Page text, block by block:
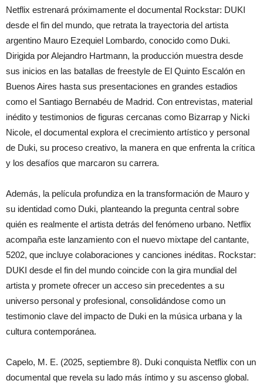
Netflix estrenará próximamente el documental Rockstar: DUKI
desde el fin del mundo, que retrata la trayectoria del artista
argentino Mauro Ezequiel Lombardo, conocido como Duki.
Dirigida por Alejandro Hartmann, la producción muestra desde
sus inicios en las batallas de freestyle de El Quinto Escalón en
Buenos Aires hasta sus presentaciones en grandes estadios
como el Santiago Bernabéu de Madrid. Con entrevistas, material
inédito y testimonios de figuras cercanas como Bizarrap y Nicki
Nicole, el documental explora el crecimiento artístico y personal
de Duki, su proceso creativo, la manera en que enfrenta la crítica
y los desafíos que marcaron su carrera.
Además, la película profundiza en la transformación de Mauro y
su identidad como Duki, planteando la pregunta central sobre
quién es realmente el artista detrás del fenómeno urbano. Netflix
acompaña este lanzamiento con el nuevo mixtape del cantante,
5202, que incluye colaboraciones y canciones inéditas. Rockstar:
DUKI desde el fin del mundo coincide con la gira mundial del
artista y promete ofrecer un acceso sin precedentes a su
universo personal y profesional, consolidándose como un
testimonio clave del impacto de Duki en la música urbana y la
cultura contemporánea.
Capelo, M. E. (2025, septiembre 8). Duki conquista Netflix con un
documental que revela su lado más íntimo y su ascenso global.